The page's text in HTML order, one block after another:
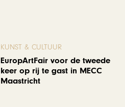
KUNST & CULTUUR
EuropArtFair voor de tweede
keer op rij te gast in MECC
Maastricht